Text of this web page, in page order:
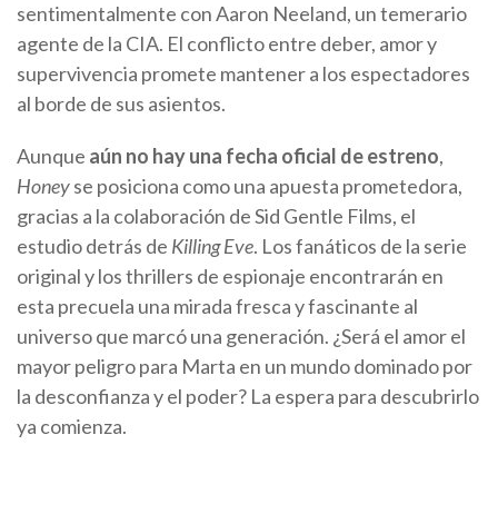
sentimentalmente con Aaron Neeland, un temerario
agente de la CIA. El conflicto entre deber, amor y
supervivencia promete mantener a los espectadores
al borde de sus asientos.
Aunque aún no hay una fecha oficial de estreno,
Honeyse posiciona como una apuesta prometedora,
gracias a la colaboración de Sid Gentle Films, el
estudio detrás de Killing Eve. Los fanáticos de la serie
original y los thrillers de espionaje encontrarán en
esta precuela una mirada fresca y fascinante al
universo que marcó una generación. ¿Será el amor el
mayor peligro para Marta en un mundo dominado por
la desconfianza y el poder? La espera para descubrirlo
ya comienza.